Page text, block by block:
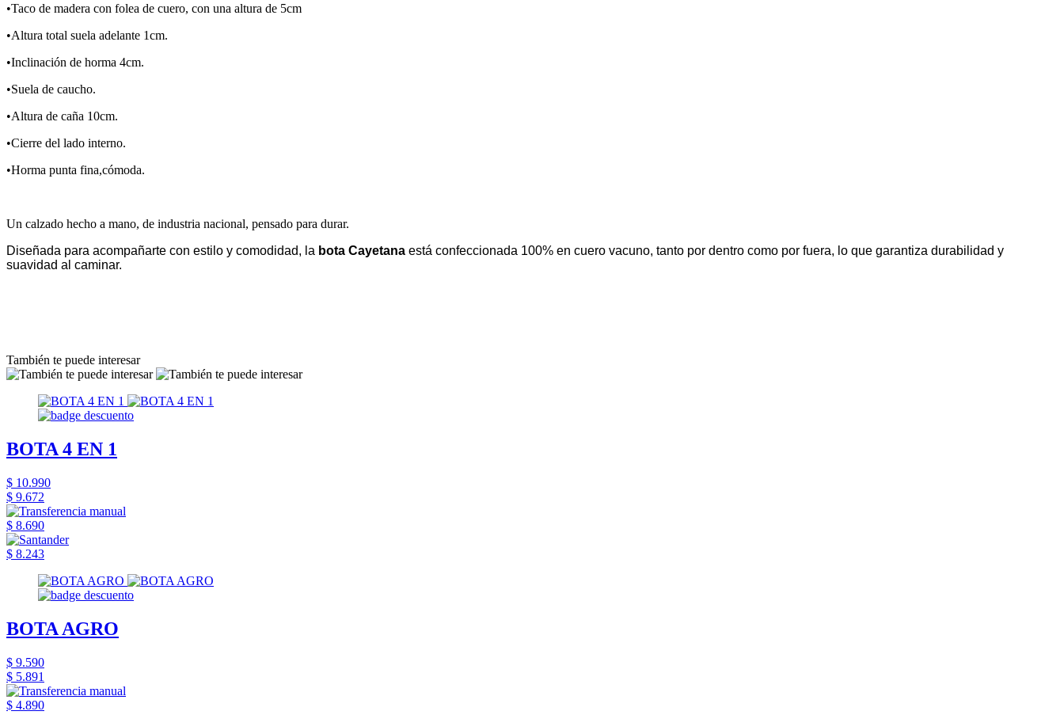
•Taco de madera con folea de cuero, con una altura de 5cm
•Altura total suela adelante 1cm.
•Inclinación de horma 4cm.
•Suela de caucho.
•Altura de caña 10cm.
•Cierre del lado interno.
•Horma punta fina,cómoda.
Un calzado hecho a mano, de industria nacional, pensado para durar.
Diseñada para acompañarte con estilo y comodidad, la bota Cayetana está confeccionada 100% en cuero vacuno, tanto por dentro como por fuera, lo que garantiza durabilidad y
suavidad al caminar.
También te puede interesar
BOTA 4 EN 1
$ 10.990
$ 9.672
$ 8.690
$ 8.243
BOTA AGRO
$ 9.590
$ 5.891
$ 4.890